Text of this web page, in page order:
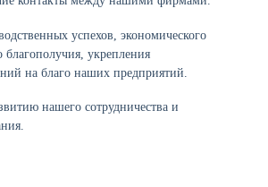
успехов, экономического
благополучия, укрепления
на благо наших предприятий.
нашего сотрудничества и